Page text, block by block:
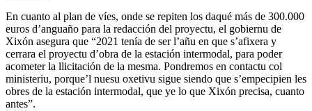
En cuanto al plan de víes, onde se repiten los daqué más de 300.000
euros d’anguaño para la redacción del proyectu, el gobiernu de
Xixón asegura que “2021 tenía de ser l’añu en que s’afixera y
cerrara el proyectu d’obra de la estación intermodal, para poder
acometer la llicitación de la mesma. Pondremos en contactu col
ministeriu, porque’l nuesu oxetivu sigue siendo que s’empecipien les
obres de la estación intermodal, que ye lo que Xixón precisa, cuanto
antes”.